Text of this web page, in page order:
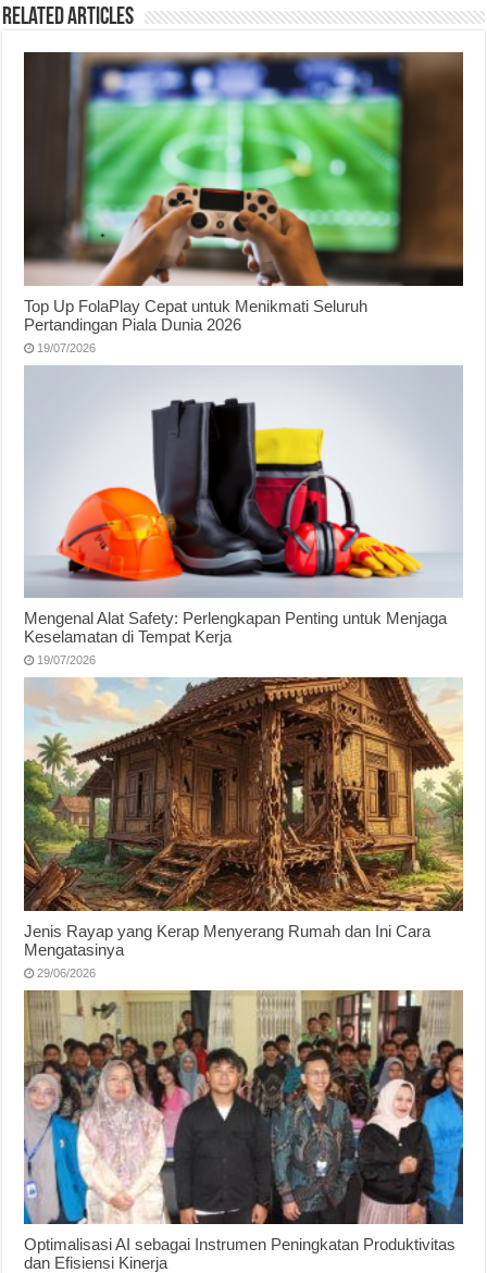
Related Articles
Top Up FolaPlay Cepat untuk Menikmati Seluruh
Pertandingan Piala Dunia 2026
19/07/2026
Mengenal Alat Safety: Perlengkapan Penting untuk Menjaga
Keselamatan di Tempat Kerja
19/07/2026
Jenis Rayap yang Kerap Menyerang Rumah dan Ini Cara
Mengatasinya
29/06/2026
Optimalisasi AI sebagai Instrumen Peningkatan Produktivitas
dan Efisiensi Kinerja